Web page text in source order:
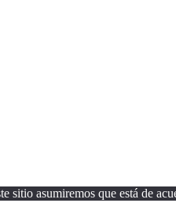
sitio asumiremos que está de